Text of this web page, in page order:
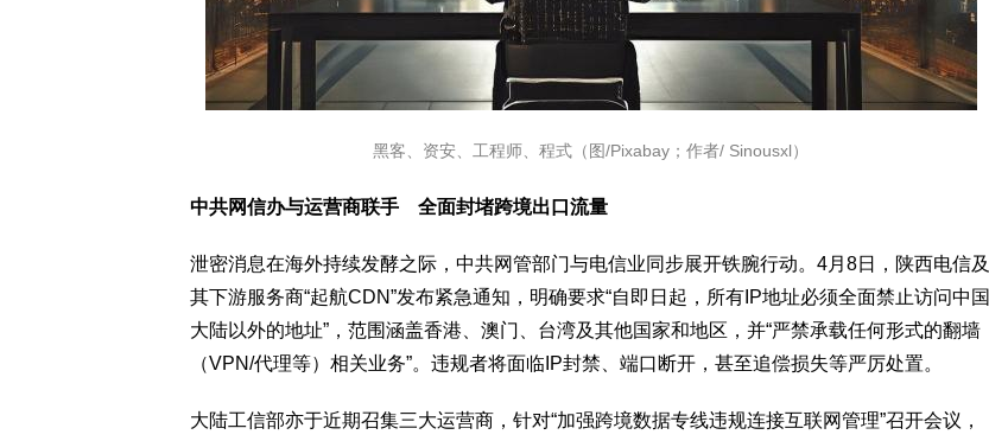
黑客、资安、工程师、程式（图/Pixabay；作者/ Sinousxl）
中共网信办与运营商联手 全面封堵跨境出口流量
泄密消息在海外持续发酵之际，中共网管部门与电信业同步展开铁腕行动。4月8日，陕西电信及
其下游服务商“起航CDN”发布紧急通知，明确要求“自即日起，所有IP地址必须全面禁止访问中国
大陆以外的地址”，范围涵盖香港、澳门、台湾及其他国家和地区，并“严禁承载任何形式的翻墙
（VPN/代理等）相关业务”。违规者将面临IP封禁、端口断开，甚至追偿损失等严厉处置。
大陆工信部亦于近期召集三大运营商，针对“加强跨境数据专线违规连接互联网管理”召开会议，